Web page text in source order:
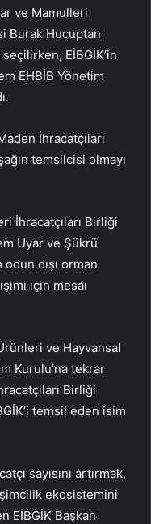
ve Mamulleri
Burak Hucuptan
EİBGİK’in
EHBİB Yönetim
İhracatçıları
temsilcisi olmayı
İhracatçıları Birliği
Uyar ve Şükrü
dışı orman
için mesai
ve Hayvansal
Kurulu’na tekrar
Birliği
temsil eden isim
sayısını artırmak,
ekosistemini
EİBGİK Başkan